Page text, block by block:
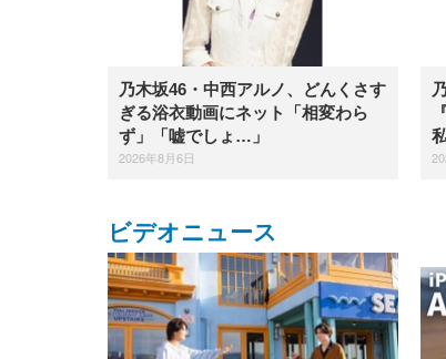
乃木坂46・中西アルノ、どんくさす
ぎる浴衣動画にネット「相変わら
ず」「嘘でしょ…」
2026年8月6日
ビデオニュース